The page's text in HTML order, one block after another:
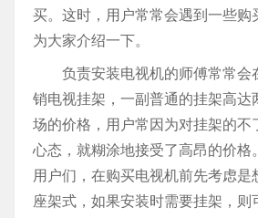
买。这时，用户常常会遇到一些购
为大家介绍一下。
负责安装电视机的师傅常常会
销电视挂架，一副普通的挂架高达
场的价格，用户常因为对挂架的不
心态，就糊涂地接受了高昂的价格
用户们，在购买电视机前先考虑是
座架式，如果安装时需要挂架，则